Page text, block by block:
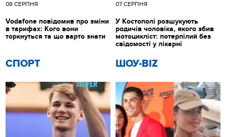
СПОРТ ШОУ-BIZ
08 СЕРПНЯ
Vodafone повідомив про зміни
в тарифах: Кого вони
торкнуться та що варто знати
07 СЕРПНЯ
У Костополі розшукують
родичів чоловіка, якого збив
мотоцикліст: потерпілий без
свідомості у лікарні